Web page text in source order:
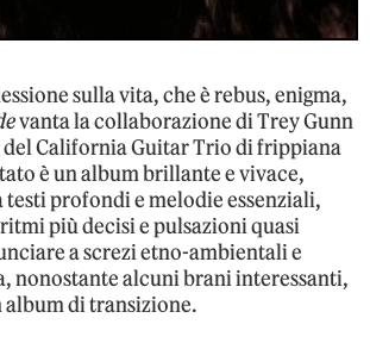
sulla vita, che è rebus, enigma,
vanta la collaborazione di Trey Gunn
del California Guitar Trio di frippiana
è un album brillante e vivace,
profondi e melodie essenziali,
più decisi e pulsazioni quasi
a screzi etno-ambientali e
nonostante alcuni brani interessanti,
album di transizione.